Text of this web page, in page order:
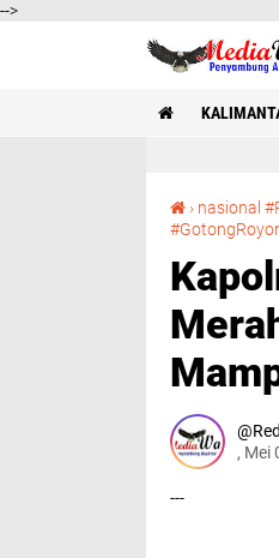
-->
› nasional
, Mei
---